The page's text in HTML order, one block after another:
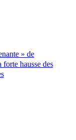
» de
hausse des